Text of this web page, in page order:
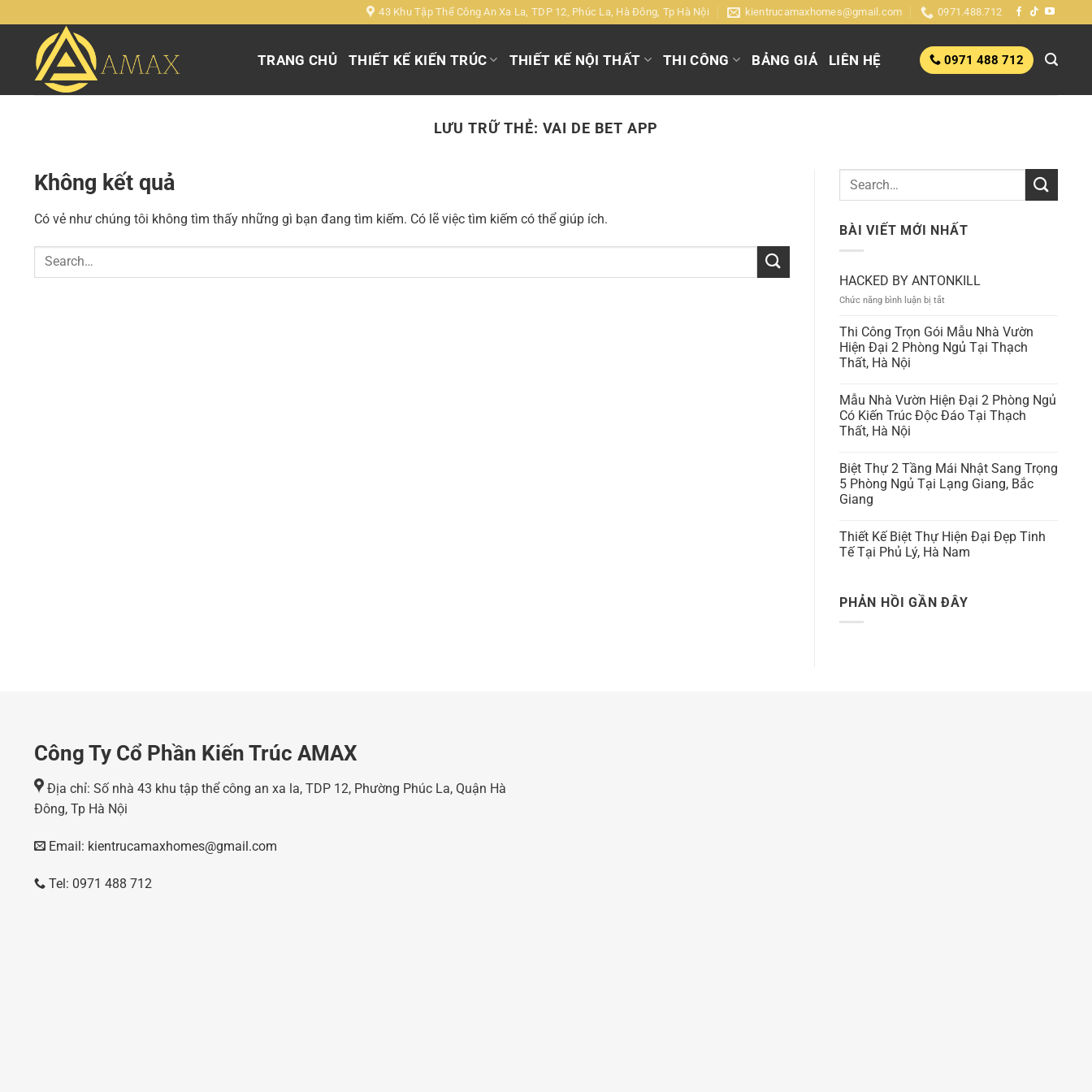
đến
43 Khu Tập Thể Công An Xa La, TDP 12, Phúc La, Hà Đông, Tp Hà Nội kientrucamaxhomes@gmail.com 0971.488.712
TRANG CHỦ THIẾT KẾ KIẾN TRÚC THIẾT KẾ NỘI THẤT THI CÔNG BẢNG GIÁ LIÊN HỆ 0971 488 712
LƯU TRỮ THẺ: VAI DE BET APP
Không kết quả
Có vẻ như chúng tôi không tìm thấy những gì bạn đang tìm kiếm. Có lẽ việc tìm kiếm có thể giúp ích.
BÀI VIẾT MỚI NHẤT
HACKED BY ANTONKILL
Chức năng bình luận bị tắt
BY
ANTONKILL
Thi Công Trọn Gói Mẫu Nhà Vườn
Hiện Đại 2 Phòng Ngủ Tại Thạch
Thất, Hà Nội
Mẫu Nhà Vườn Hiện Đại 2 Phòng Ngủ
Có Kiến Trúc Độc Đáo Tại Thạch
Thất, Hà Nội
Biệt Thự 2 Tầng Mái Nhật Sang Trọng
5 Phòng Ngủ Tại Lạng Giang, Bắc
Giang
Thiết Kế Biệt Thự Hiện Đại Đẹp Tinh
Tế Tại Phủ Lý, Hà Nam
PHẢN HỒI GẦN ĐÂY
Công Ty Cổ Phần Kiến Trúc AMAX
Địa chỉ: Số nhà 43 khu tập thể công an xa la, TDP 12, Phường Phúc La, Quận Hà
Đông, Tp Hà Nội
Email: kientrucamaxhomes@gmail.com
Tel: 0971 488 712